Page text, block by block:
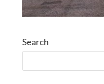
Search